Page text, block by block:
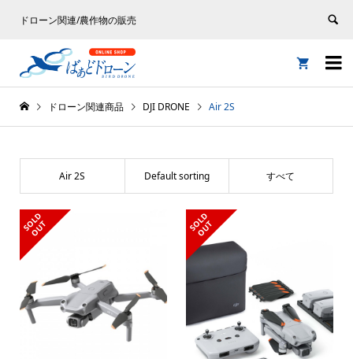
ドローン関連/農作物の販売


ドローン関連商品 DJI DRONE Air 2S
Air 2S Default sorting すべて
S
O
L
D
O
U
T S
O
L
D
O
U
T